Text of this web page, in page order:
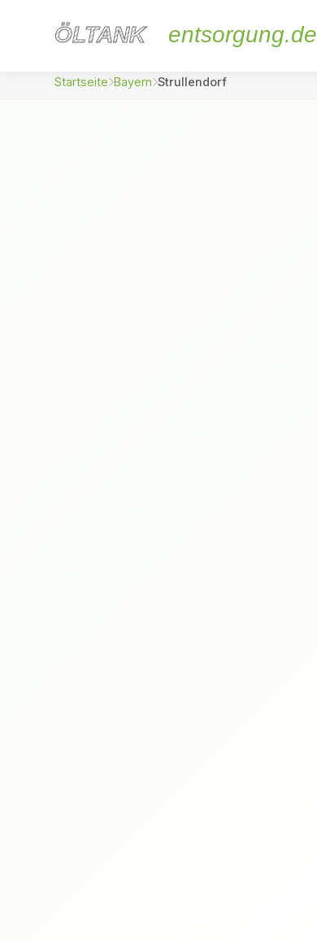
ÖLTANK
ÖLTANK entsorgung.de
Startseite Bayern Strullendorf